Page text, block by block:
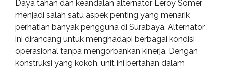
Daya tahan dan keandalan alternator Leroy Somer
menjadi salah satu aspek penting yang menarik
perhatian banyak pengguna di Surabaya. Alternator
ini dirancang untuk menghadapi berbagai kondisi
operasional tanpa mengorbankan kinerja. Dengan
konstruksi yang kokoh, unit ini bertahan dalam